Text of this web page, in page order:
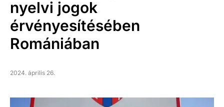
nyelvi jogok
érvényesítésében
Romániában
2024. április 26.